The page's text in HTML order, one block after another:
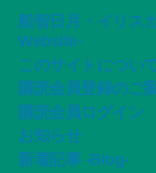
船智日月・イリス
Website-
このサイトについ
購読会員登録のご
購読会員ログイン
お知らせ
新着記事 -Blog-